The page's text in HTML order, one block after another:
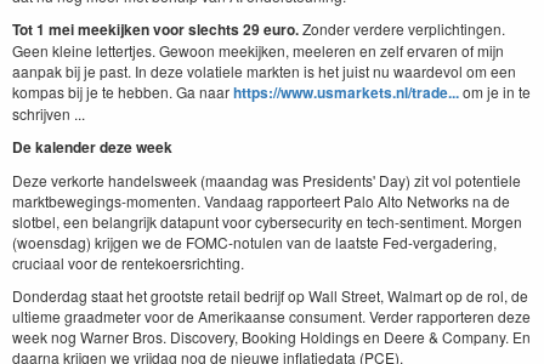
Tot 1 mei meekijken voor slechts 29 euro.Zonder verdere verplichtingen.
Geen kleine lettertjes. Gewoon meekijken, meeleren en zelf ervaren of mijn
aanpak bij je past. In deze volatiele markten is het juist nu waardevol om een
kompas bij je te hebben. Ga naarhttps://www.usmarkets.nl/trade...om je in te
schrijven ...
De kalender deze week
Deze verkorte handelsweek (maandag was Presidents' Day) zit vol potentiele
marktbewegings-momenten. Vandaag rapporteert Palo Alto Networks na de
slotbel, een belangrijk datapunt voor cybersecurity en tech-sentiment. Morgen
(woensdag) krijgen we de FOMC-notulen van de laatste Fed-vergadering,
cruciaal voor de rentekoersrichting.
Donderdag staat het grootste retail bedrijf op Wall Street, Walmart op de rol, de
ultieme graadmeter voor de Amerikaanse consument. Verder rapporteren deze
week nog Warner Bros. Discovery, Booking Holdings en Deere & Company. En
daarna krijgen we vrijdag nog de nieuwe inflatiedata (PCE).